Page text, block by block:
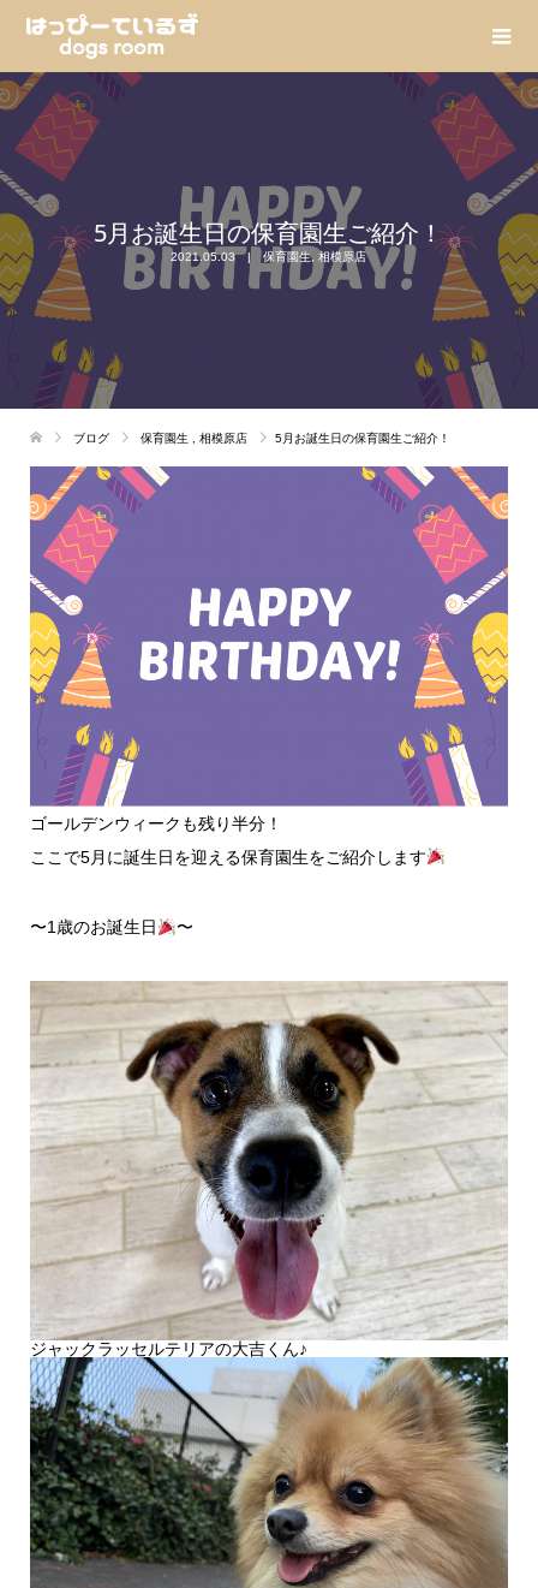
5月お誕生日の保育園生ご紹介！
2021.05.03 保育園生,相模原店
ブログ 保育園生 相模原店 5月お誕生日の保育園生ご紹介！
ゴールデンウィークも残り半分！
ここで5月に誕生日を迎える保育園生をご紹介します
〜1歳のお誕生日 〜
ジャックラッセルテリアの大吉くん♪